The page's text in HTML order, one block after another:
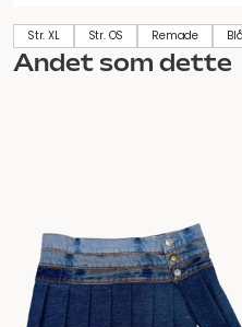
Str. XL Str. OS Remade Blå
Andet som dette